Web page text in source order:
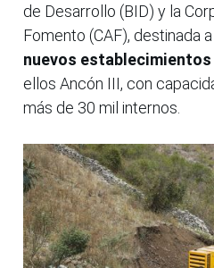
de Desarrollo (BID) y la
Fomento (CAF), destinada
nuevos
ellos Ancón III, con
más de 30 mil internos.